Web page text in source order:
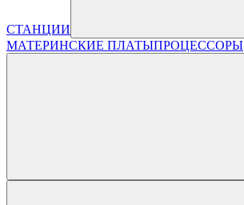
СТАНЦИИ
МАТЕРИНСКИЕ ПЛАТЫПРОЦЕССОРЫ